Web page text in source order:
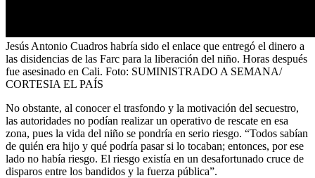
Jesús Antonio Cuadros habría sido el enlace que entregó el dinero a
las disidencias de las Farc para la liberación del niño. Horas después
fue asesinado en Cali. Foto: SUMINISTRADO A SEMANA/
CORTESIA EL PAÍS
No obstante, al conocer el trasfondo y la motivación del secuestro,
las autoridades no podían realizar un operativo de rescate en esa
zona, pues la vida del niño se pondría en serio riesgo. “Todos sabían
de quién era hijo y qué podría pasar si lo tocaban; entonces, por ese
lado no había riesgo. El riesgo existía en un desafortunado cruce de
disparos entre los bandidos y la fuerza pública”.